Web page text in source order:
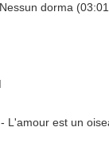
dorma
L'amour est un